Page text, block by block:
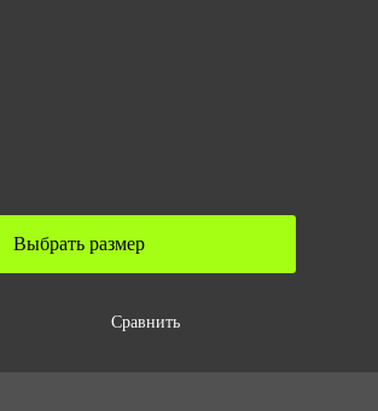
Выбрать размер
Сравнить